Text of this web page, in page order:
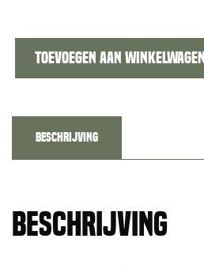
aantal
Toevoegen aan winkelwagen
Beschrijving
Beschrijving